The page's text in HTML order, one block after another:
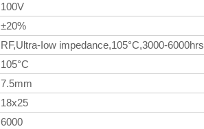
100V
±20%
RF,Ultra-Iow impedance,105°C,3000-6000hrs
105°C
7.5mm
18x25
6000